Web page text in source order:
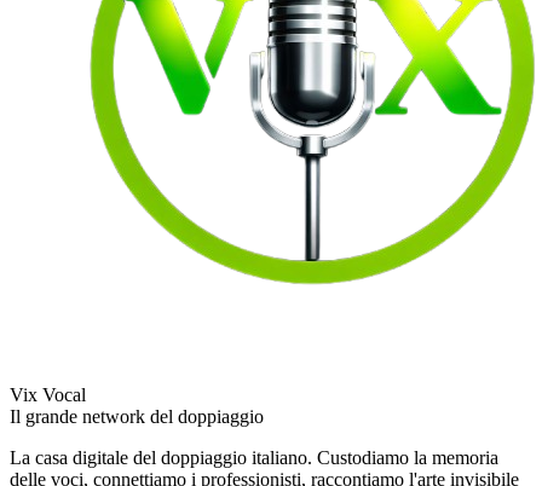
Vix Vocal
Il grande network del doppiaggio
La casa digitale del doppiaggio italiano. Custodiamo la memoria
delle voci, connettiamo i professionisti, raccontiamo l'arte invisibile